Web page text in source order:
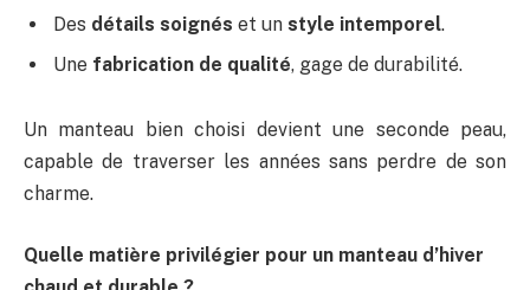
Des détails soignés et un style intemporel.
Une fabrication de qualité, gage de durabilité.
Un manteau bien choisi devient une seconde peau,
capable de traverser les années sans perdre de son
charme.
Quelle matière privilégier pour un manteau d’hiver